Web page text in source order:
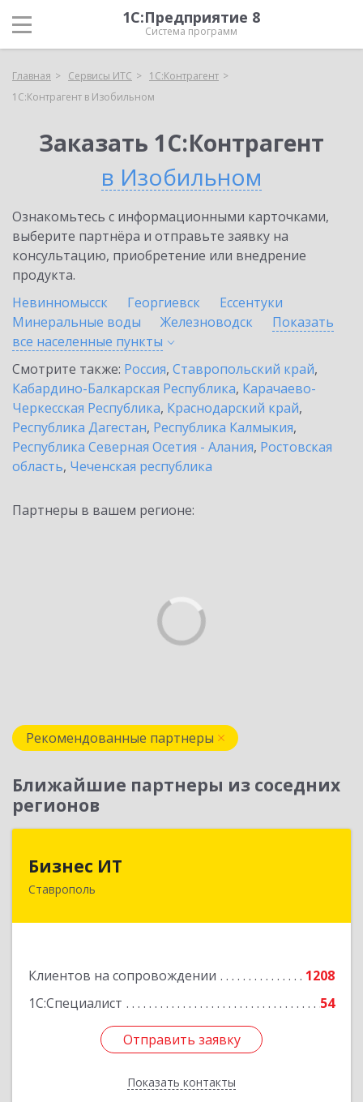
1С:Предприятие 8
Система программ
Главная Сервисы ИТС
1С:Контрагент
1С:Контрагент в Изобильном
Заказать 1С:Контрагент
в Изобильном
Ознакомьтесь с информационными карточками,
выберите партнёра и отправьте заявку на
консультацию, приобретение или внедрение
продукта.
Невинномысск
Георгиевск
Ессентуки
Минеральные воды
Железноводск
Показать
все населенные пункты
Смотрите также: Россия, Ставропольский край,
Кабардино-Балкарская Республика, Карачаево-
Черкесская Республика, Краснодарский край,
Республика Дагестан, Республика Калмыкия,
Республика Северная Осетия - Алания, Ростовская
область, Чеченская республика
Партнеры в вашем регионе:
Рекомендованные партнеры
Ближайшие партнеры из соседних
регионов
Бизнес ИТ
Ставрополь
Клиентов на сопровождении
1208
1С:Специалист
54
Отправить заявку
Показать контакты
355035, Ставропольский край, Ставрополь г, 1
Отправить заявку
Назад